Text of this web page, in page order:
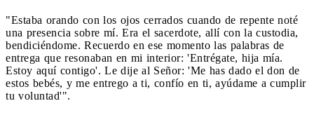
"Estaba orando con los ojos cerrados cuando de repente noté
una presencia sobre mí. Era el sacerdote, allí con la custodia,
bendiciéndome. Recuerdo en ese momento las palabras de
entrega que resonaban en mi interior: 'Entrégate, hija mía.
Estoy aquí contigo'. Le dije al Señor: 'Me has dado el don de
estos bebés, y me entrego a ti, confío en ti, ayúdame a cumplir
tu voluntad'".